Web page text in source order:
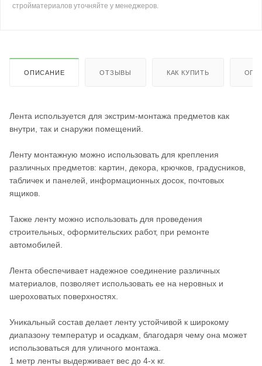
стройматериалов уточняйте у менеджеров.
ОПИСАНИЕ ОТЗЫВЫ КАК КУПИТЬ
Лента используется для экстрим-монтажа предметов как
внутри, так и снаружи помещений.
Ленту монтажную можно использовать для крепления
различных предметов: картин, декора, крючков, градусников,
табличек и панелей, информационных досок, почтовых
ящиков.
Также ленту можно использовать для проведения
строительных, оформительских работ, при ремонте
автомобилей.
Лента обеспечивает надежное соединение различных
материалов, позволяет использовать ее на неровных и
шероховатых поверхностях.
Уникальный состав делает ленту устойчивой к широкому
диапазону температур и осадкам, благодаря чему она может
использоваться для уличного монтажа.
1 метр ленты выдерживает вес до 4-х кг.